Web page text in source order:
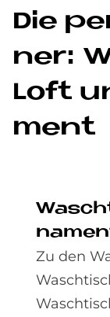
Die
ner:
Loft
ment
Zu den